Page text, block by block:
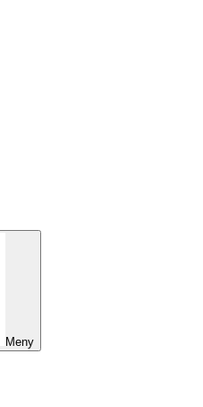
Meny